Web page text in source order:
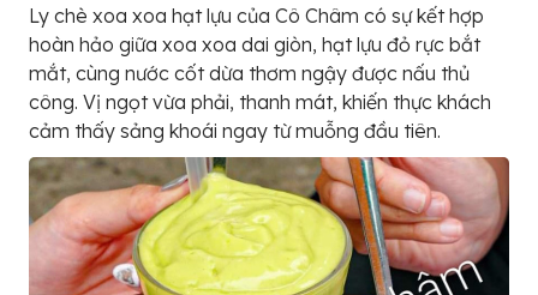
Ly chè xoa xoa hạt lựu của Cô Châm có sự kết hợp
hoàn hảo giữa xoa xoa dai giòn, hạt lựu đỏ rực bắt
mắt, cùng nước cốt dừa thơm ngậy được nấu thủ
công. Vị ngọt vừa phải, thanh mát, khiến thực khách
cảm thấy sảng khoái ngay từ muỗng đầu tiên.